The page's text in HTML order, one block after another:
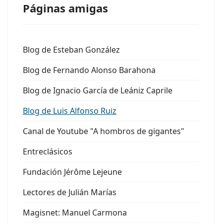
Páginas amigas
Blog de Esteban González
Blog de Fernando Alonso Barahona
Blog de Ignacio García de Leániz Caprile
Blog de Luis Alfonso Ruiz
Canal de Youtube "A hombros de gigantes"
Entreclásicos
Fundación Jérôme Lejeune
Lectores de Julián Marías
Magisnet: Manuel Carmona